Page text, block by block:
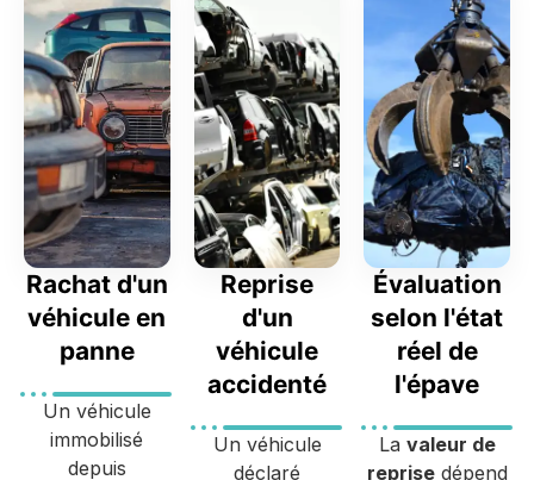
Rachat d'un
véhicule en
panne
Un véhicule
immobilisé
depuis
Reprise
d'un
véhicule
accidenté
Un véhicule
déclaré
Évaluation
selon l'état
réel de
l'épave
La valeur de
reprisedépend